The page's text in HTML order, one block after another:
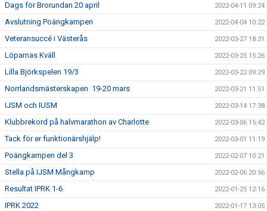
Dags för Brorundan 20 april 2022-04-11 09:24
Avslutning Poängkampen 2022-04-04 10:22
Veteransuccé i Västerås 2022-03-27 18:31
Löparnas Kväll 2022-03-25 15:26
Lilla Björkspelen 19/3 2022-03-22 09:29
Norrlandsmästerskapen 19-20 mars 2022-03-21 11:51
IJSM och IUSM 2022-03-14 17:38
Klubbrekord på halvmarathon av Charlotte 2022-03-06 15:42
Tack för er funktionärshjälp! 2022-03-01 11:19
Poängkampen del 3 2022-02-07 10:21
Stella på IJSM Mångkamp 2022-02-06 20:56
Resultat IPRK 1-6 2022-01-25 12:16
IPRK 2022 2022-01-17 13:05